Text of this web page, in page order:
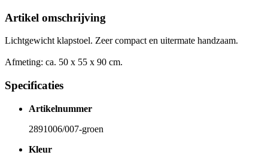
Artikel omschrijving
Lichtgewicht klapstoel. Zeer compact en uitermate handzaam.
Afmeting: ca. 50 x 55 x 90 cm.
Specificaties
Artikelnummer
2891006/007-groen
Kleur